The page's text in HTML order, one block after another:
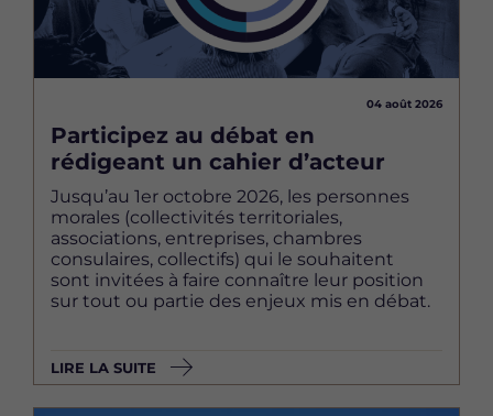
04 août 2026
Participez au débat en
rédigeant un cahier d’acteur
Jusqu’au 1er octobre 2026, les personnes
morales (collectivités territoriales,
associations, entreprises, chambres
consulaires, collectifs) qui le souhaitent
sont invitées à faire connaître leur position
sur tout ou partie des enjeux mis en débat.
LIRE LA SUITE